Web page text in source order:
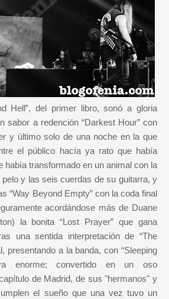
Hell”, del primer libro, sonó a gloria
sabor a redención “Darkest Hour” con
y último solo de una noche en la que
el público hacía ya rato que había
había transformado en un animal con la
y las seis cuerdas de su guitarra, y
“Way Beyond Empty” con la coda final
acordándose más de Duane
la bonita “Lost Prayer” que gana
una sentida interpretación de “The
presentando a la banda, con “Sleeping
enorme; convertido en un oso
de Madrid, de sus "hermanos" y
el sueño que una vez tuvo un